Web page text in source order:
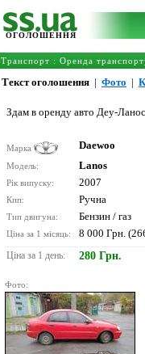
ОГОЛОШЕННЯ
Транспорт : Оренда
Текст оголошення | Фото |
Здам в оренду авто Деу-
Марка Daewoo
Модель: Lanos
Рік випуску: 2007
Кпп: Ручна
Тип двигуна: Бензин / газ
Ціна за 1 місяць: 8 000 Грн.
Ціна за 1 день: 280 Грн.
Фото: